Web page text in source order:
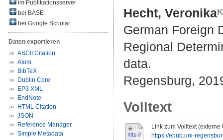
im Publikationsserver
bei BASE
bei Google Scholar
Daten exportieren
ASCII Citation
Atom
BibTeX
Dublin Core
EP3 XML
EndNote
HTML Citation
JSON
Reference Manager
Simple Metadata
Hecht, Veronika
German Foreign
Regional
data.
Regensburg,
Volltext
Link zum Volltext (externe
https://epub.uni-